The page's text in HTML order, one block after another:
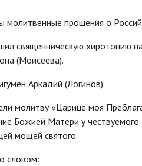
молитвенные прошения о
священническую хиротонию
(Моисеева).
Аркадий (Логинов).
молитву «Царице моя
Божией Матери у чествуемого
мощей святого.
словом: